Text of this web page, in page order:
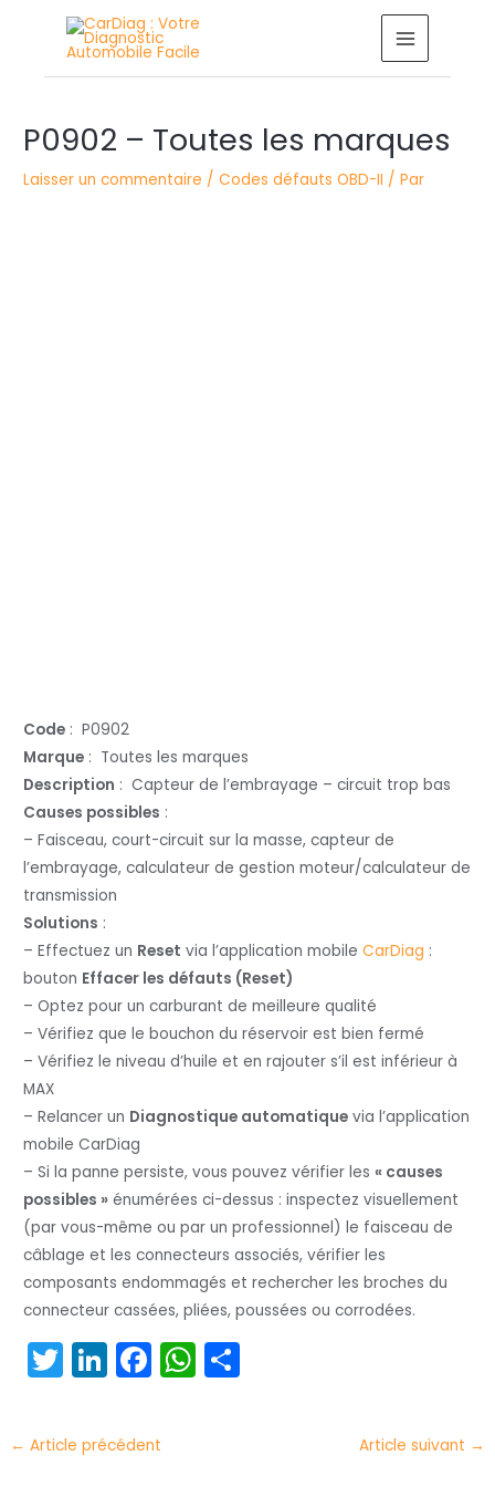
MAIN
MENU
P0902 – Toutes les marques
Laisser un commentaire /Codes défauts OBD-II / Par
Code : P0902
Marque : Toutes les marques
Description : Capteur de l’embrayage – circuit trop bas
Causes possibles :
– Faisceau, court-circuit sur la masse, capteur de
l’embrayage, calculateur de gestion moteur/calculateur de
transmission
Solutions :
– Effectuez un Reset via l’application mobileCarDiag :
bouton Effacer les défauts (Reset)
– Optez pour un carburant de meilleure qualité
– Vérifiez que le bouchon du réservoir est bien fermé
– Vérifiez le niveau d’huile et en rajouter s’il est inférieur à
MAX
– Relancer un Diagnostique automatique via l’application
mobile CarDiag
– Si la panne persiste, vous pouvez vérifier les« causes
possibles » énumérées ci-dessus : inspectez visuellement
(par vous-même ou par un professionnel) le faisceau de
câblage et les connecteurs associés, vérifier les
composants endommagés et rechercher les broches du
connecteur cassées, pliées, poussées ou corrodées.
T
itt
er
Li
k
e
F
c
e
W
des
articles
← Article précédent Article suivant →